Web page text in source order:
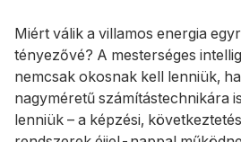
Miért válik a villamos energia
tényezővé? A mesterséges
nemcsak okosnak kell lenniük,
nagyméretű számítástechnikára
lenniük – a képzési,